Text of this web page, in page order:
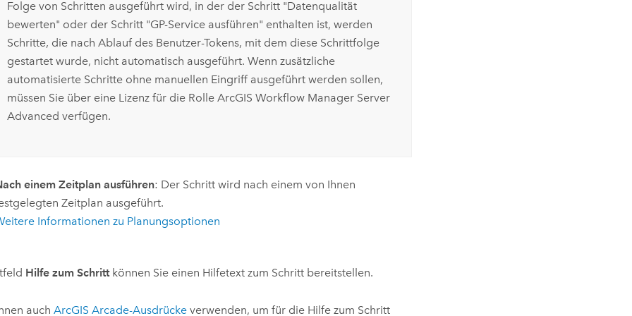
Folge von Schritten ausgeführt wird, in der der Schritt "Datenqualität
bewerten" oder der Schritt "GP-Service ausführen" enthalten ist, werden
Schritte, die nach Ablauf des Benutzer-Tokens, mit dem diese Schrittfolge
gestartet wurde, nicht automatisch ausgeführt. Wenn zusätzliche
automatisierte Schritte ohne manuellen Eingriff ausgeführt werden sollen,
müssen Sie über eine Lizenz für die RolleArcGIS Workflow Manager Server
Advanced verfügen.
einem Zeitplan ausführen: Der Schritt wird nach einem von Ihnen
Zeitplan ausgeführt.
Informationen zu Planungsoptionen
Hilfe zum Schrittkönnen Sie einen Hilfetext zum Schritt bereitstellen.
auchArcGIS Arcade-Ausdrücke verwenden, um für die Hilfe zum Schritt